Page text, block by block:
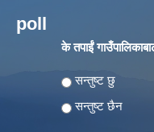
poll
के तपाईं
Choices
सन्तुष्ट छु
सन्तुष्ट छैन